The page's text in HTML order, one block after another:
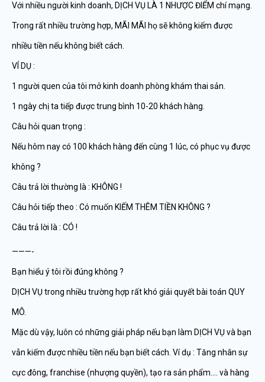
Với nhiều người kinh doanh, DỊCH VỤ LÀ 1 NHƯỢC ĐIỂM chí mạng.
Trong rất nhiều trường hợp, MÃI MÃI họ sẽ không kiếm được
nhiều tiền nếu không biết cách.
VÍ DỤ :
1 người quen của tôi mở kinh doanh phòng khám thai sản.
1 ngày chị ta tiếp được trung bình 10-20 khách hàng.
Câu hỏi quan trọng :
Nếu hôm nay có 100 khách hàng đến cùng 1 lúc, có phục vụ được
không ?
Câu trả lời thường là : KHÔNG !
Câu hỏi tiếp theo : Có muốn KIẾM THÊM TIỀN KHÔNG ?
Câu trả lời là : CÓ !
———-
Bạn hiểu ý tôi rồi đúng không ?
DỊCH VỤ trong nhiều trường hợp rất khó giải quyết bài toán QUY
MÔ.
Mặc dù vậy, luôn có những giải pháp nếu bạn làm DỊCH VỤ và bạn
vẫn kiếm được nhiều tiền nếu bạn biết cách. Ví dụ : Tăng nhân sự
cực đông, franchise (nhượng quyền), tạo ra sản phẩm…. và hàng